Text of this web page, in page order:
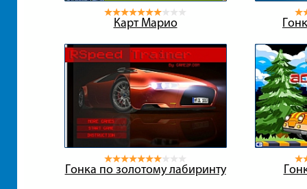
Карт Марио
Гонка по золотому лабиринту